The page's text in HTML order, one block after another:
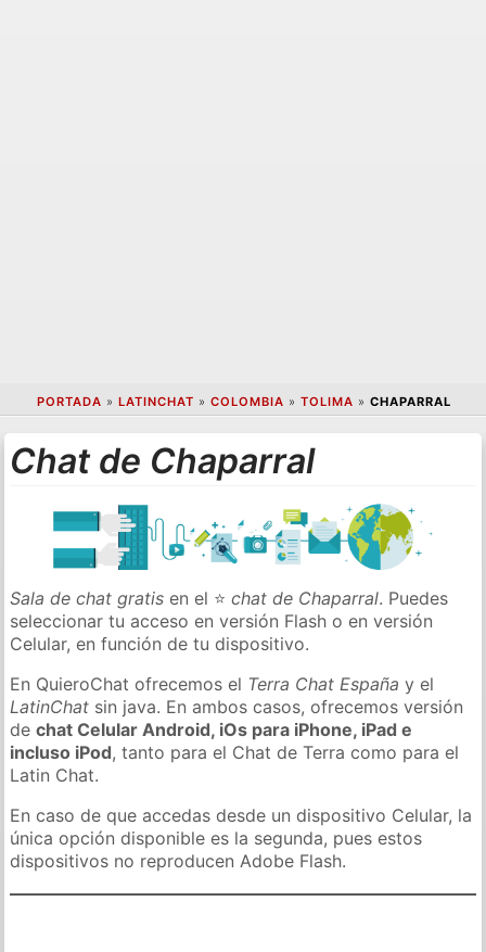
PORTADA » LATINCHAT » COLOMBIA » TOLIMA » CHAPARRAL
Chat de Chaparral
Sala de chat gratis en el ⭐chat de Chaparral. Puedes
seleccionar tu acceso en versión Flash o en versión
Celular, en función de tu dispositivo.
En QuieroChat ofrecemos el Terra Chat España y el
LatinChat sin java. En ambos casos, ofrecemos versión
dechat Celular Android, iOs para iPhone, iPad e
incluso iPod, tanto para el Chat de Terra como para el
Latin Chat.
En caso de que accedas desde un dispositivo Celular, la
única opción disponible es la segunda, pues estos
dispositivos no reproducen Adobe Flash.